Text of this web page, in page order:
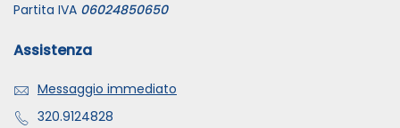
Partita IVA 06024850650
Assistenza
Messaggio immediato
320.9124828